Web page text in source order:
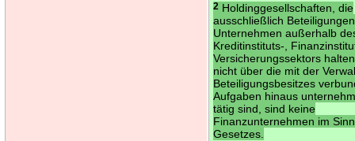
2 Holdinggesellschaften, die
ausschließlich
Unternehmen außerhalb
Kreditinstituts-,
Versicherungssektors
nicht über die mit der
Beteiligungsbesitzes
Aufgaben hinaus
tätig sind, sind keine
Finanzunternehmen im
Gesetzes.